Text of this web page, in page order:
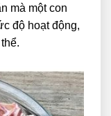
mà một con
độ hoạt động,